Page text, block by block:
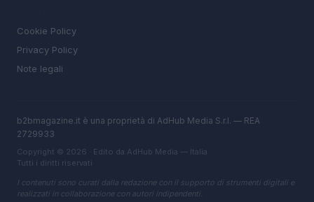
Cookie Policy
Privacy Policy
Note legali
b2bmagazine.it è una proprietà di AdHub Media S.r.l. — REA
2729933
Copyright © 2026 · Edito da AdHub Media — Italia
Tutti i diritti riservati
I contenuti sono curati dalla redazione con il supporto di strumenti digitali e
realizzati in collaborazione con autori indipendenti.